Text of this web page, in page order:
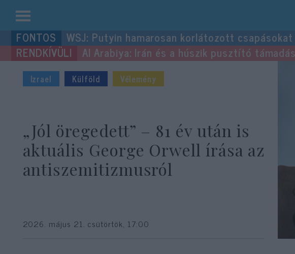
Kilépés
a
tartalomba
WSJ: Putyin hamarosan korlátozott
Al Arabiya: Irán és a húszik pusztító
Izrael Külföld Vélemény
„Jól öregedett” – 81 év után is
aktuális George Orwell írása az
antiszemitizmusról
2026. május 21. csütörtök, 17:00